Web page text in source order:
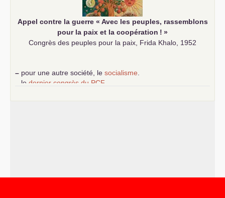
Appel contre la guerre « Avec les peuples, rassemblons
pour la paix et la coopération ! »
Congrès des peuples pour la paix, Frida Khalo, 1952
– pour une autre société, le socialisme
le dernier congrès du PCF